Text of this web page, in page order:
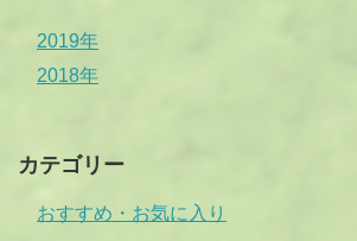
2019年
2018年
カテゴリー
おすすめ・お気に入り